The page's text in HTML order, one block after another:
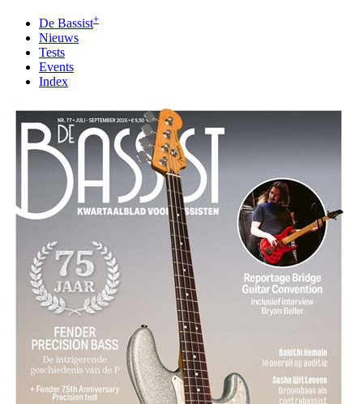
De Bassist+
Nieuws
Tests
Events
Index